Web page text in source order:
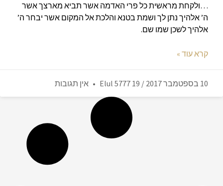
…ולקחת מראשית כל פרי האדמה אשר תביא מארצך אשר
ה’ אלהיך נתן לך ושמת בטנא והלכת אל המקום אשר יבחר ה’
אלהיך לשכן שמו שם.
קרא עוד »
10 בספטמבר 2017 / 19 Elul 5777 אין תגובות